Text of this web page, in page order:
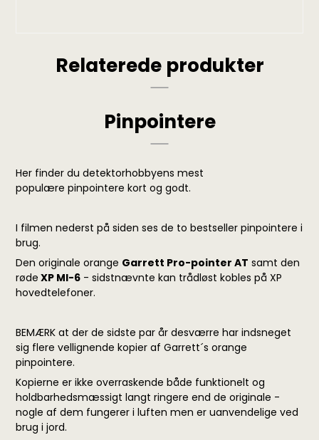
Relaterede produkter
Pinpointere
Her finder du detektorhobbyens mest
populære pinpointere kort og godt.
I filmen nederst på siden ses de to bestseller pinpointere i
brug.
Den originale orange Garrett Pro-pointer AT samt den
røde XP MI-6 - sidstnævnte kan trådløst kobles på XP
hovedtelefoner.
BEMÆRK at der de sidste par år desværre har indsneget
sig flere vellignende kopier af Garrett´s orange
pinpointere.
Kopierne er ikke overraskende både funktionelt og
holdbarhedsmæssigt langt ringere end de originale -
nogle af dem fungerer i luften men er uanvendelige ved
brug i jord.